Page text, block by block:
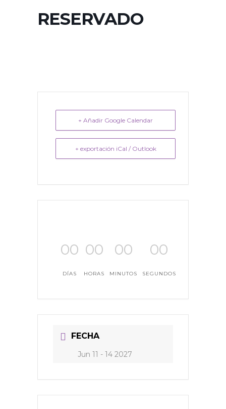
RESERVADO
+ Añadir Google Calendar
+ exportación iCal / Outlook
00
DÍAS
00
HORAS
00
MINUTOS
00
SEGUNDOS
FECHA
Jun 11 - 14 2027